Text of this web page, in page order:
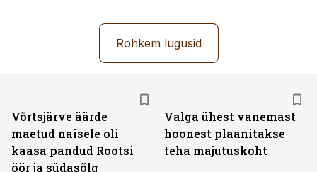
Rohkem lugusid
Võrtsjärve äärde
maetud naisele oli
kaasa pandud Rootsi
öör ja südasõlg
Valga ühest vanemast
hoonest plaanitakse
teha majutuskoht